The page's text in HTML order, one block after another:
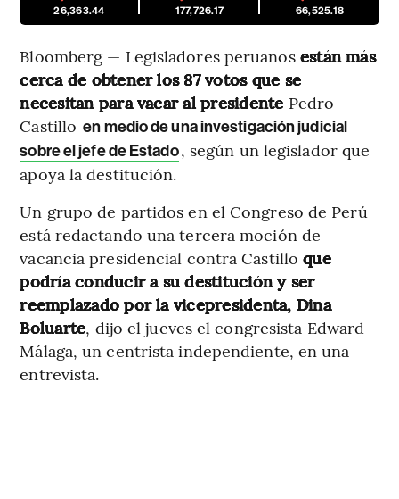
26,363.44
177,726.17
66,525.18
Bloomberg — Legisladores peruanos están más
cerca de obtener los 87 votos que se
necesitan para vacar al presidente Pedro
Castillo en medio de una investigación judicial
sobre el jefe de Estado, según un legislador que
apoya la destitución.
Un grupo de partidos en el Congreso de Perú
está redactando una tercera moción de
vacancia presidencial contra Castilloque
podría conducir a su destitución y ser
reemplazado por la vicepresidenta, Dina
Boluarte, dijo el jueves el congresista Edward
Málaga, un centrista independiente, en una
entrevista.